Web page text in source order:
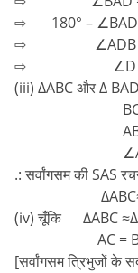
⇨ 180° – ∠BAD
⇨ ∠ADB =
⇨ ∠D = ∠C
(iii) ∆ABC और ∆
BC =
AB =
∠A = ∠B
.: सर्वांगसम की SAS
∆ABC≈
(iv) चूँकि ∆ABC
AC =
[सर्वांगसम त्रिभुजों के